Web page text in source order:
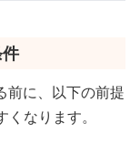
前に、以下の前提
なります。